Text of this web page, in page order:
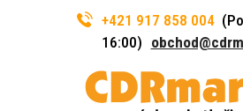
+421 917 858 004
16:00)